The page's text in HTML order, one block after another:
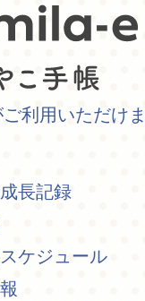
利用いただけ
長記録
ケジュール